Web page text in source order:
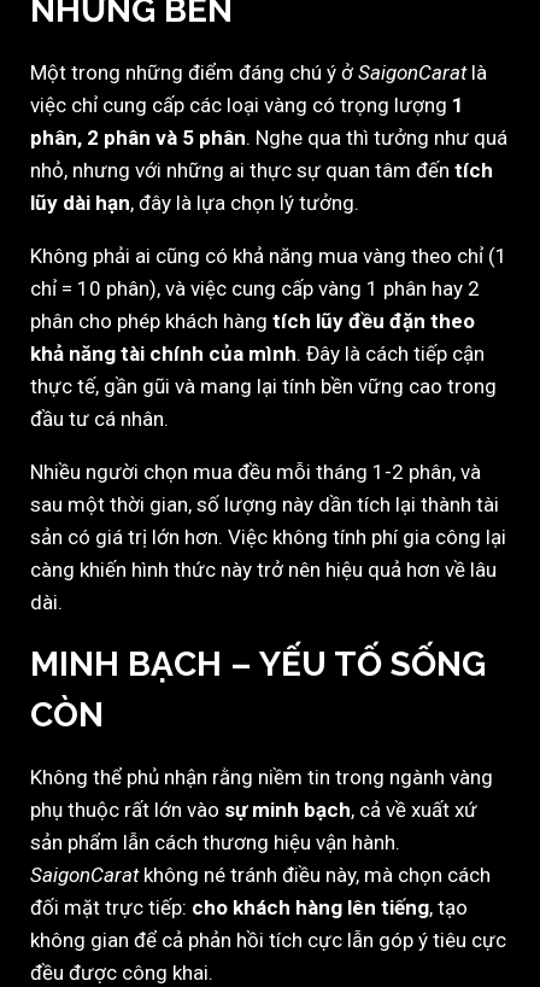
NHƯNG BỀN
Một trong những điểm đáng chú ý ở SaigonCaratlà
việc chỉ cung cấp các loại vàng có trọng lượng 1
phân, 2 phân và 5 phân. Nghe qua thì tưởng như quá
nhỏ, nhưng với những ai thực sự quan tâm đến tích
lũy dài hạn, đây là lựa chọn lý tưởng.
Không phải ai cũng có khả năng mua vàng theo chỉ (1
chỉ = 10 phân), và việc cung cấp vàng 1 phân hay 2
phân cho phép khách hàng tích lũy đều đặn theo
khả năng tài chính của mình. Đây là cách tiếp cận
thực tế, gần gũi và mang lại tính bền vững cao trong
đầu tư cá nhân.
Nhiều người chọn mua đều mỗi tháng 1-2 phân, và
sau một thời gian, số lượng này dần tích lại thành tài
sản có giá trị lớn hơn. Việc không tính phí gia công lại
càng khiến hình thức này trở nên hiệu quả hơn về lâu
dài.
MINH BẠCH – YẾU TỐ SỐNG
CÒN
Không thể phủ nhận rằng niềm tin trong ngành vàng
phụ thuộc rất lớn vào sự minh bạch, cả về xuất xứ
sản phẩm lẫn cách thương hiệu vận hành.
SaigonCaratkhông né tránh điều này, mà chọn cách
đối mặt trực tiếp: cho khách hàng lên tiếng, tạo
không gian để cả phản hồi tích cực lẫn góp ý tiêu cực
đều được công khai.